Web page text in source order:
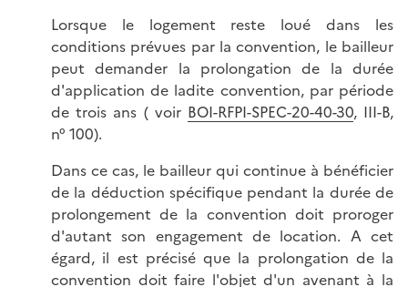
Lorsque le logement reste loué dans les
conditions prévues par la convention, le bailleur
peut demander la prolongation de la durée
d'application de ladite convention, par période
de trois ans ( voir BOI-RFPI-SPEC-20-40-30, III-B,
n° 100).
Dans ce cas, le bailleur qui continue à bénéficier
de la déduction spécifique pendant la durée de
prolongement de la convention doit proroger
d'autant son engagement de location. A cet
égard, il est précisé que la prolongation de la
convention doit faire l'objet d'un avenant à la